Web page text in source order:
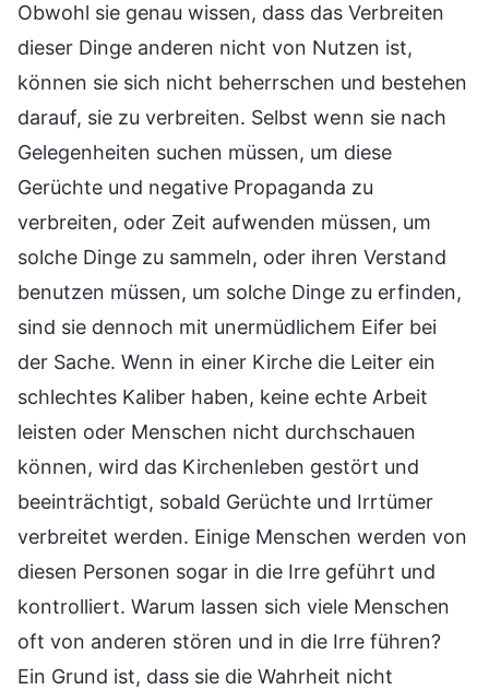
Obwohl sie genau wissen, dass das Verbreiten
dieser Dinge anderen nicht von Nutzen ist,
können sie sich nicht beherrschen und bestehen
darauf, sie zu verbreiten. Selbst wenn sie nach
Gelegenheiten suchen müssen, um diese
Gerüchte und negative Propaganda zu
verbreiten, oder Zeit aufwenden müssen, um
solche Dinge zu sammeln, oder ihren Verstand
benutzen müssen, um solche Dinge zu erfinden,
sind sie dennoch mit unermüdlichem Eifer bei
der Sache. Wenn in einer Kirche die Leiter ein
schlechtes Kaliber haben, keine echte Arbeit
leisten oder Menschen nicht durchschauen
können, wird das Kirchenleben gestört und
beeinträchtigt, sobald Gerüchte und Irrtümer
verbreitet werden. Einige Menschen werden von
diesen Personen sogar in die Irre geführt und
kontrolliert. Warum lassen sich viele Menschen
oft von anderen stören und in die Irre führen?
Ein Grund ist, dass sie die Wahrheit nicht